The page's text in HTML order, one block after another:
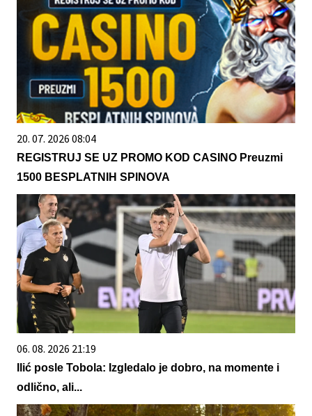
20. 07. 2026 08:04
REGISTRUJ SE UZ PROMO KOD CASINO Preuzmi
1500 BESPLATNIH SPINOVA
06. 08. 2026 21:19
Ilić posle Tobola: Izgledalo je dobro, na momente i
odlično, ali...